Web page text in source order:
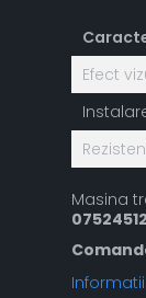
Efect
Masina